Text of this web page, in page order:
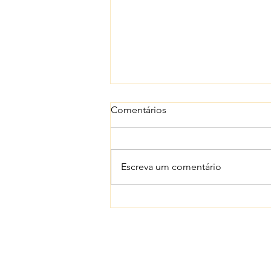
Comentários
Escreva um comentário